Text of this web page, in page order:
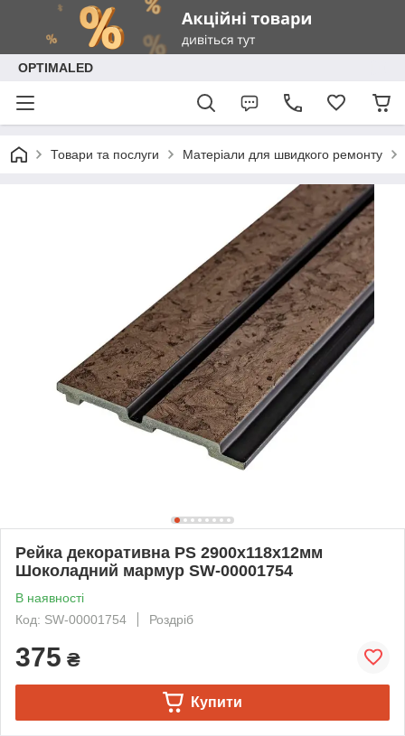
OPTIMALED
Товари та послуги Матеріали для швидкого ремонту
Рейка декоративна PS 2900х118х12мм
Шоколадний мармур SW-00001754
В наявності
Код: SW-00001754
Роздріб
375 ₴
Купити